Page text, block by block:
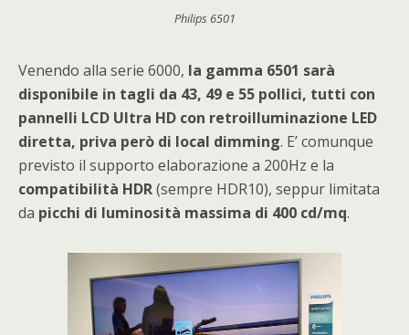
Philips 6501
Venendo alla serie 6000, la gamma 6501 sarà
disponibile in tagli da 43, 49 e 55 pollici, tutti con
pannelli LCD Ultra HD con retroilluminazione LED
diretta, priva però di local dimming. E’ comunque
previsto il supporto elaborazione a 200Hz e la
compatibilità HDR(sempre HDR10), seppur limitata
da picchi di luminosità massima di 400 cd/mq.